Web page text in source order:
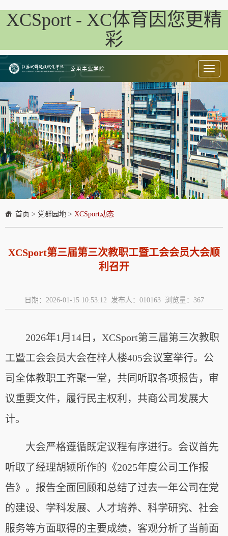
XCSport - XC体育因您更精
彩
Toggle
首页 > 党群园地 > XCSport动态
XCSport第三届第三次教职工暨工会会员大会顺
利召开
日期：2026-01-15 10:53:12 发布人：010163 浏览量： 367
2026年1月14日，XCSport第三届第三次教职
工暨工会会员大会在梓人楼405会议室举行。公
司全体教职工齐聚一堂，共同听取各项报告，审
议重要文件，履行民主权利，共商公司发展大
计。
大会严格遵循既定议程有序进行。会议首先
听取了经理胡颖所作的《2025年度公司工作报
告》。报告全面回顾和总结了过去一年公司在党
的建设、学科发展、人才培养、科学研究、社会
服务等方面取得的主要成绩，客观分析了当前面